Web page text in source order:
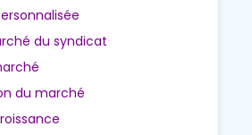
du syndicat
du marché